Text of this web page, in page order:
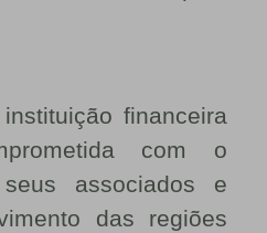
financeira
com o
associados e
das regiões